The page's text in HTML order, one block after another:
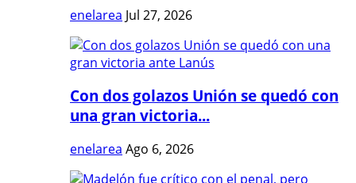
enelarea Jul 27, 2026
Con dos golazos Unión se quedó con
una gran victoria...
enelarea Ago 6, 2026